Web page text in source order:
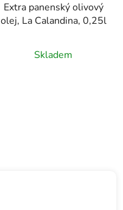
Extra panenský olivový
olej, La Calandina, 0,25l
Skladem